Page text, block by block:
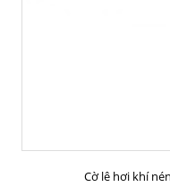
Cờ lê hơi khí